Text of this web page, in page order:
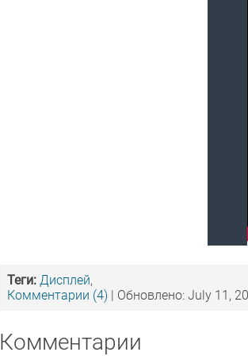
Теги: Дисплей,
Комментарии (4) | Обновлено: July 11,
Комментарии